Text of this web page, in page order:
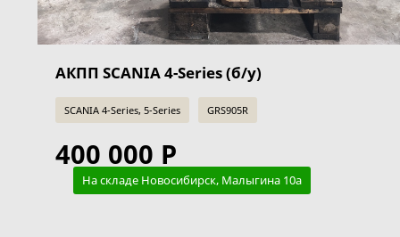
АКПП SCANIA 4-Series (б/у)
SCANIA 4-Series, 5-Series GRS905R
400 000 Р
На складе Новосибирск, Малыгина 10а